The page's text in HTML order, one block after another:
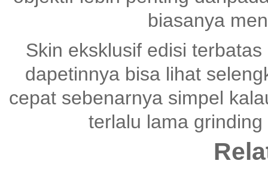
biasanya
Skin eksklusif edisi
dapetinnya bisa lihat
cepat sebenarnya simpel
terlalu lama